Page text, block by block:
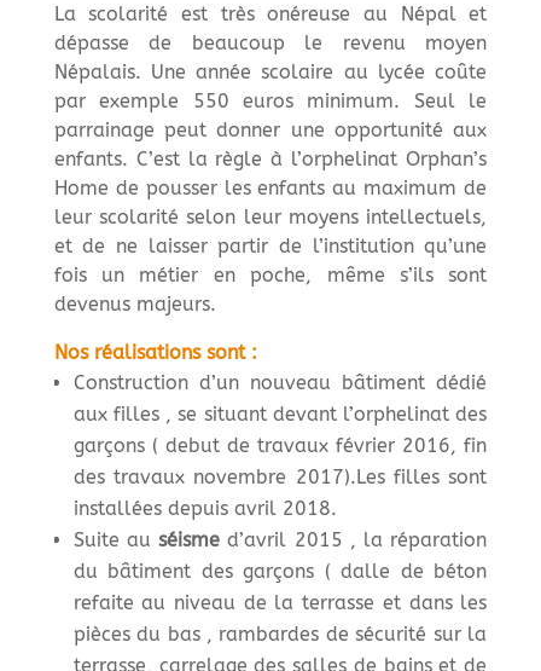
La scolarité est très onéreuse au Népal et
dépasse de beaucoup le revenu moyen
Népalais. Une année scolaire au lycée coûte
par exemple 550 euros minimum. Seul le
parrainage peut donner une opportunité aux
enfants. C’est la règle à l’orphelinat Orphan’s
Home de pousser les enfants au maximum de
leur scolarité selon leur moyens intellectuels,
et de ne laisser partir de l’institution qu’une
fois un métier en poche, même s’ils sont
devenus majeurs.
Nos réalisations sont :
Construction d’un nouveau bâtiment dédié
aux filles , se situant devant l’orphelinat des
garçons ( debut de travaux février 2016, fin
des travaux novembre 2017).Les filles sont
installées depuis avril 2018.
Suite auséisme d’avril 2015 , la réparation
du bâtiment des garçons ( dalle de béton
refaite au niveau de la terrasse et dans les
pièces du bas , rambardes de sécurité sur la
terrasse, carrelage des salles de bains et de